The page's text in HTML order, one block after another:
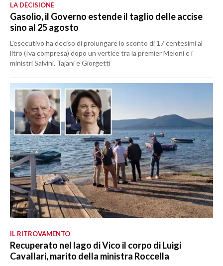
LA DECISIONE
Gasolio, il Governo estende il taglio delle accise
sino al 25 agosto
L'esecutivo ha deciso di prolungare lo sconto di 17 centesimi al
litro (Iva compresa) dopo un vertice tra la premier Meloni e i
ministri Salvini, Tajani e Giorgetti
IL RITROVAMENTO
Recuperato nel lago di Vico il corpo di Luigi
Cavallari, marito della ministra Roccella